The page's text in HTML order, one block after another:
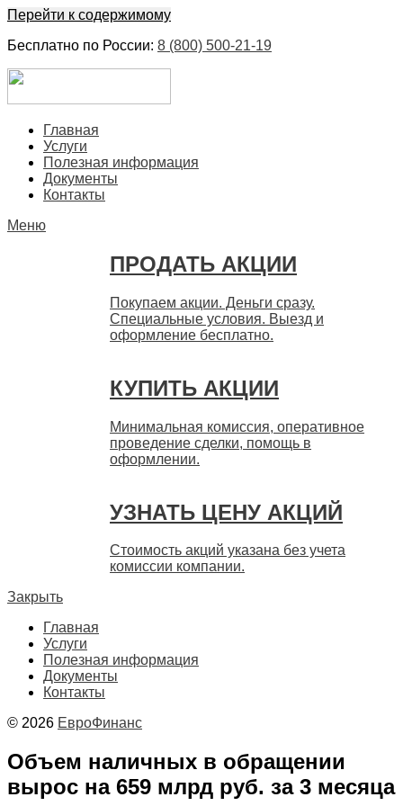
Перейти к содержимому
Бесплатно по России: 8 (800) 500-21-19
БыстроГлавная
Услуги
Полезная информация
Документы
Контакты
Меню
ПРОДАТЬ АКЦИИ
Покупаем акции. Деньги сразу.
Специальные условия. Выезд и
оформление бесплатно.
КУПИТЬ АКЦИИ
Минимальная комиссия, оперативное
проведение сделки, помощь в
оформлении.
УЗНАТЬ ЦЕНУ АКЦИЙ
Стоимость акций указана без учета
комиссии компании.
Закрыть
Главная
Услуги
Полезная информация
Документы
Контакты
© 2026 ЕвроФинанс
Объем наличных в обращении
вырос на 659 млрд руб. за 3 месяца